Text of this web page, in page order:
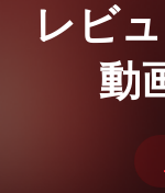
レビ
動